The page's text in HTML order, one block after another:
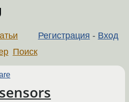
Регистрация - Вход
Поиск